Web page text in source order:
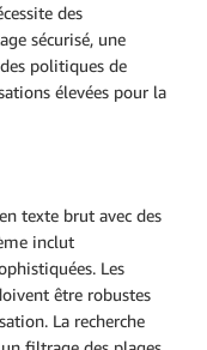
des
sécurisé, une
politiques de
élevées pour la
texte brut avec des
inclut
Les
être robustes
La recherche